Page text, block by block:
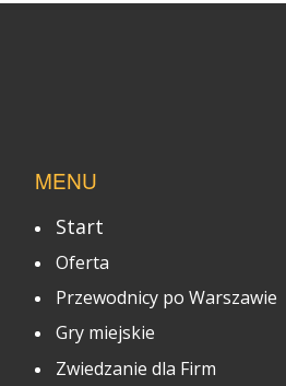
MENU
Start
Oferta
Przewodnicy po Warszawie
Gry miejskie
Zwiedzanie dla Firm